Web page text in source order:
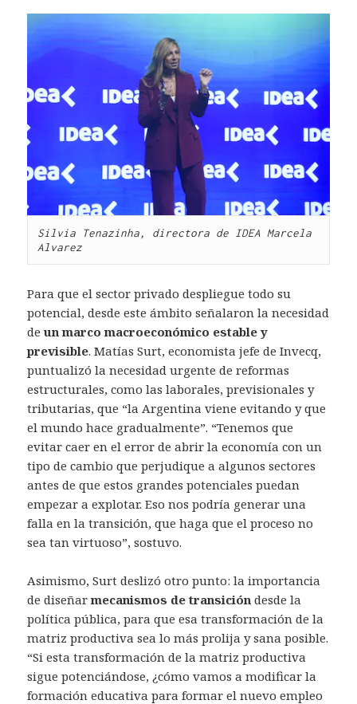
Silvia Tenazinha, directora de IDEA Marcela
Alvarez
Para que el sector privado despliegue todo su
potencial, desde este ámbito señalaron la necesidad
de un marco macroeconómico estable y
previsible. Matías Surt, economista jefe de Invecq,
puntualizó la necesidad urgente de reformas
estructurales, como las laborales, previsionales y
tributarias, que “la Argentina viene evitando y que
el mundo hace gradualmente”. “Tenemos que
evitar caer en el error de abrir la economía con un
tipo de cambio que perjudique a algunos sectores
antes de que estos grandes potenciales puedan
empezar a explotar. Eso nos podría generar una
falla en la transición, que haga que el proceso no
sea tan virtuoso”, sostuvo.
Asimismo, Surt deslizó otro punto: la importancia
de diseñarmecanismos de transición desde la
política pública, para que esa transformación de la
matriz productiva sea lo más prolija y sana posible.
“Si esta transformación de la matriz productiva
sigue potenciándose, ¿cómo vamos a modificar la
formación educativa para formar el nuevo empleo